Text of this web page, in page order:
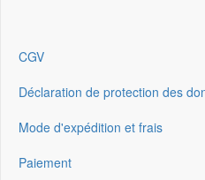
CGV
Déclaration de protection des
Mode d'expédition et frais
Paiement